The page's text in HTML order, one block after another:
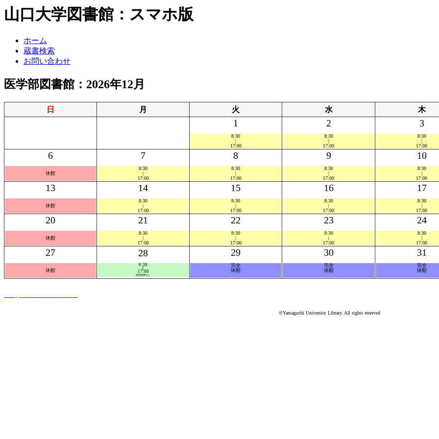
山口大学図書館：スマホ版
ホーム
蔵書検索
お問い合わせ
医学部図書館：2026年12月
日 月 火 水 木
1
8:30
|
17:00
2
8:30
|
17:00
3
8:30
|
17:00
6
休館
7
8:30
|
17:00
8
8:30
|
17:00
9
8:30
|
17:00
10
8:30
|
17:00
13
休館
14
8:30
|
17:00
15
8:30
|
17:00
16
8:30
|
17:00
17
8:30
|
17:00
20
休館
21
8:30
|
17:00
22
8:30
|
17:00
23
8:30
|
17:00
24
8:30
|
17:00
27
休館
28
8:30
❘
17:00
特別利用なし
29
完全
休館
30
完全
休館
31
完全
休館
©Yamaguchi University Library. All rights reserved